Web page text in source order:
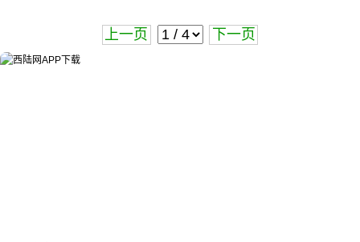
上一页 下一页